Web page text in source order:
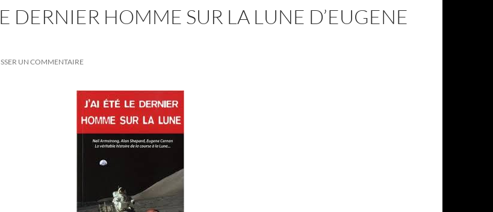
DERNIER HOMME SUR LA LUNE D’EUGENE
UN COMMENTAIRE